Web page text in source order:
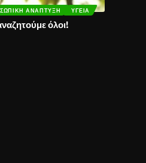
ΑΝΆΠΤΥΞΗ ΥΓΕΊΑ
όλοι!